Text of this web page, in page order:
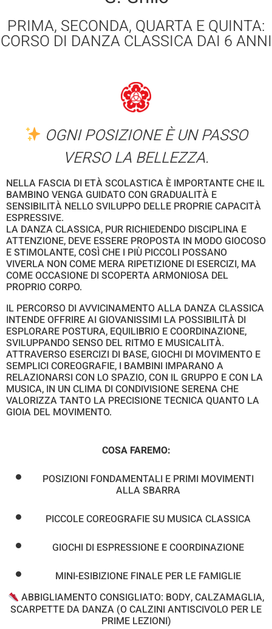
PRIMA, SECONDA, QUARTA E QUINTA:
CORSO DI DANZA CLASSICA DAI 6 ANNI
OGNI POSIZIONE È UN PASSO
VERSO LA BELLEZZA.
NELLA FASCIA DI ETÀ SCOLASTICA È IMPORTANTE CHE IL
BAMBINO VENGA GUIDATO CON GRADUALITÀ E
SENSIBILITÀ NELLO SVILUPPO DELLE PROPRIE CAPACITÀ
ESPRESSIVE.
LA DANZA CLASSICA, PUR RICHIEDENDO DISCIPLINA E
ATTENZIONE, DEVE ESSERE PROPOSTA IN MODO GIOCOSO
E STIMOLANTE, COSÌ CHE I PIÙ PICCOLI POSSANO
VIVERLA NON COME MERA RIPETIZIONE DI ESERCIZI, MA
COME OCCASIONE DI SCOPERTA ARMONIOSA DEL
PROPRIO CORPO.
IL PERCORSO DI AVVICINAMENTO ALLA DANZA CLASSICA
INTENDE OFFRIRE AI GIOVANISSIMI LA POSSIBILITÀ DI
ESPLORARE POSTURA, EQUILIBRIO E COORDINAZIONE,
SVILUPPANDO SENSO DEL RITMO E MUSICALITÀ.
ATTRAVERSO ESERCIZI DI BASE, GIOCHI DI MOVIMENTO E
SEMPLICI COREOGRAFIE, I BAMBINI IMPARANO A
RELAZIONARSI CON LO SPAZIO, CON IL GRUPPO E CON LA
MUSICA, IN UN CLIMA DI CONDIVISIONE SERENA CHE
VALORIZZA TANTO LA PRECISIONE TECNICA QUANTO LA
GIOIA DEL MOVIMENTO.
COSA FAREMO:
POSIZIONI FONDAMENTALI E PRIMI MOVIMENTI
ALLA SBARRA
PICCOLE COREOGRAFIE SU MUSICA CLASSICA
GIOCHI DI ESPRESSIONE E COORDINAZIONE
MINI-ESIBIZIONE FINALE PER LE FAMIGLIE
ABBIGLIAMENTO CONSIGLIATO: BODY, CALZAMAGLIA,
SCARPETTE DA DANZA (O CALZINI ANTISCIVOLO PER LE
PRIME LEZIONI)